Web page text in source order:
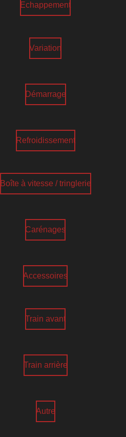
Echappement
Variation
Démarrage
Refroidissement
Boîte à vitesse / tringlerie
Carénages
Accessoires
Train avant
Train arrière
Autre